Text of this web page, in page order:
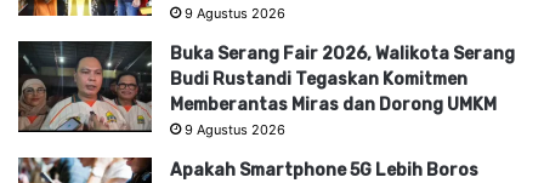
9 Agustus 2026
Buka Serang Fair 2026, Walikota Serang
Budi Rustandi Tegaskan Komitmen
Memberantas Miras dan Dorong UMKM
9 Agustus 2026
Apakah Smartphone 5G Lebih Boros